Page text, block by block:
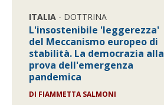
ITALIA - DOTTRINA
L'insostenibile 'leggerezza'
del Meccanismo europeo di
stabilità. La democrazia alla
prova dell'emergenza
pandemica
DI FIAMMETTA SALMONI